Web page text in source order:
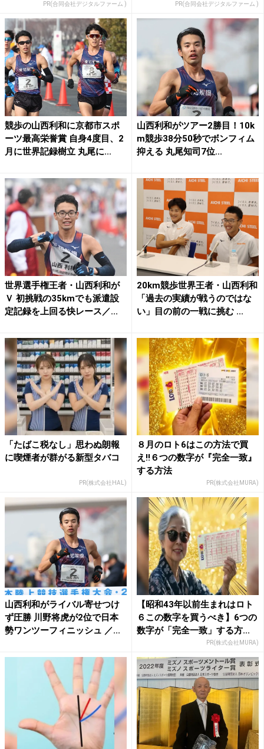
PR(合同会社デジタルファーム ) PR(合同会社デジタルファーム )
競歩の山西利和に京都市スポ
ーツ最高栄誉賞 自身4度目、2
月に世界記録樹立 丸尾に...
山西利和がツアー2勝目！10k
m競歩38分50秒でボンフィム
抑える 丸尾知司7位...
世界選手権王者・山西利和が
Ｖ 初挑戦の35kmでも派遣設
定記録を上回る快レース／...
20km競歩世界王者・山西利和
「過去の実績が戦うのではな
い」目の前の一戦に挑む ...
「たばこ税なし」思わぬ朗報
に喫煙者が群がる新型タバコ
PR(株式会社HAL)
８月のロト6はこの方法で買
え!!６つの数字が『完全一致』
する方法
PR(株式会社MURA)
山西利和がライバル寄せつけ
ず圧勝 川野将虎が2位で日本
勢ワンツーフィニッシュ ／...
【昭和43年以前生まれはロト
６この数字を買うべき】6つの
数字が「完全一致」する方...
PR(株式会社MURA)